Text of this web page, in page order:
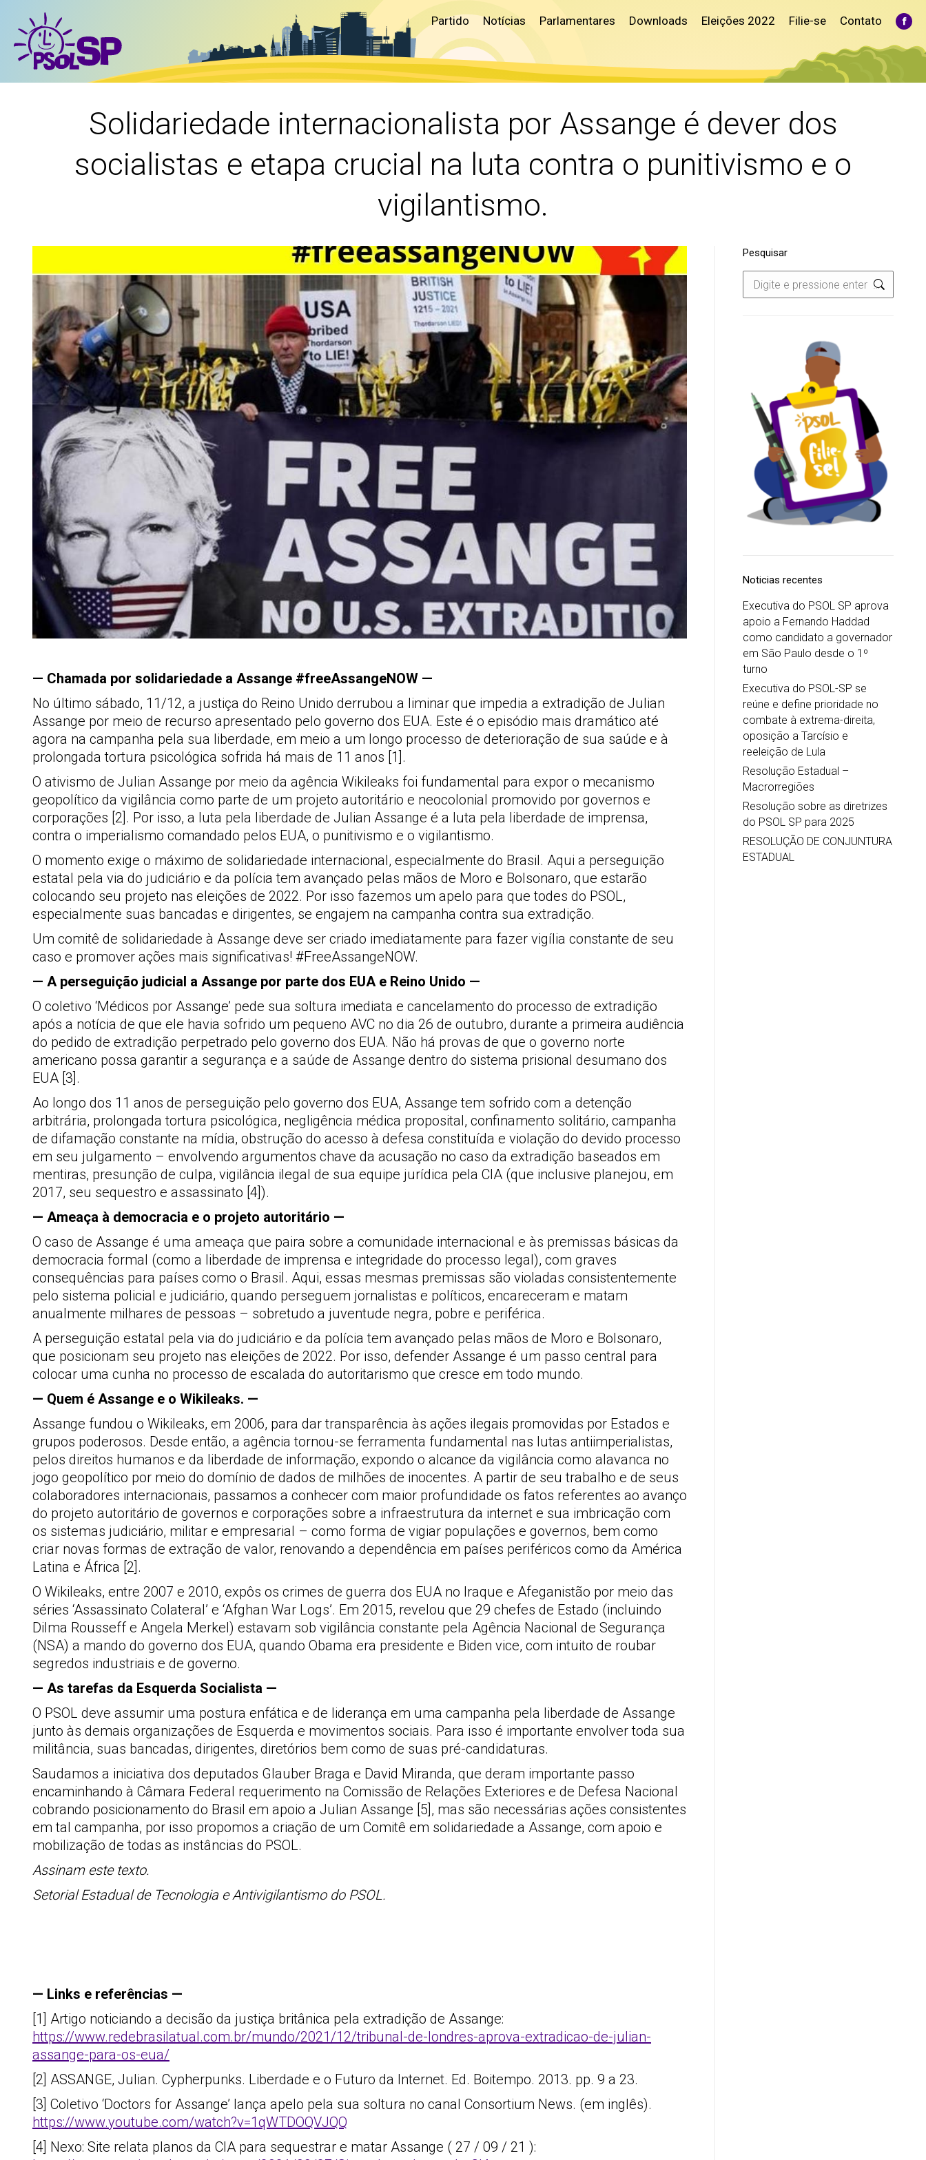
Partido Notícias Parlamentares Downloads Eleições 2022 Filie-se Contato
Solidariedade internacionalista por Assange é dever dos
socialistas e etapa crucial na luta contra o punitivismo e o
vigilantismo.
— Chamada por solidariedade a Assange #freeAssangeNOW —
No último sábado, 11/12, a justiça do Reino Unido derrubou a liminar que impedia a extradição de Julian
Assange por meio de recurso apresentado pelo governo dos EUA. Este é o episódio mais dramático até
agora na campanha pela sua liberdade, em meio a um longo processo de deterioração de sua saúde e à
prolongada tortura psicológica sofrida há mais de 11 anos [1].
O ativismo de Julian Assange por meio da agência Wikileaks foi fundamental para expor o mecanismo
geopolítico da vigilância como parte de um projeto autoritário e neocolonial promovido por governos e
corporações [2]. Por isso, a luta pela liberdade de Julian Assange é a luta pela liberdade de imprensa,
contra o imperialismo comandado pelos EUA, o punitivismo e o vigilantismo.
O momento exige o máximo de solidariedade internacional, especialmente do Brasil. Aqui a perseguição
estatal pela via do judiciário e da polícia tem avançado pelas mãos de Moro e Bolsonaro, que estarão
colocando seu projeto nas eleições de 2022. Por isso fazemos um apelo para que todes do PSOL,
especialmente suas bancadas e dirigentes, se engajem na campanha contra sua extradição.
Um comitê de solidariedade à Assange deve ser criado imediatamente para fazer vigília constante de seu
caso e promover ações mais significativas! #FreeAssangeNOW.
— A perseguição judicial a Assange por parte dos EUA e Reino Unido —
O coletivo ‘Médicos por Assange’ pede sua soltura imediata e cancelamento do processo de extradição
após a notícia de que ele havia sofrido um pequeno AVC no dia 26 de outubro, durante a primeira audiência
do pedido de extradição perpetrado pelo governo dos EUA. Não há provas de que o governo norte
americano possa garantir a segurança e a saúde de Assange dentro do sistema prisional desumano dos
EUA [3].
Ao longo dos 11 anos de perseguição pelo governo dos EUA, Assange tem sofrido com a detenção
arbitrária, prolongada tortura psicológica, negligência médica proposital, confinamento solitário, campanha
de difamação constante na mídia, obstrução do acesso à defesa constituída e violação do devido processo
em seu julgamento – envolvendo argumentos chave da acusação no caso da extradição baseados em
mentiras, presunção de culpa, vigilância ilegal de sua equipe jurídica pela CIA (que inclusive planejou, em
2017, seu sequestro e assassinato [4]).
— Ameaça à democracia e o projeto autoritário —
O caso de Assange é uma ameaça que paira sobre a comunidade internacional e às premissas básicas da
democracia formal (como a liberdade de imprensa e integridade do processo legal), com graves
consequências para países como o Brasil. Aqui, essas mesmas premissas são violadas consistentemente
pelo sistema policial e judiciário, quando perseguem jornalistas e políticos, encareceram e matam
anualmente milhares de pessoas – sobretudo a juventude negra, pobre e periférica.
A perseguição estatal pela via do judiciário e da polícia tem avançado pelas mãos de Moro e Bolsonaro,
que posicionam seu projeto nas eleições de 2022. Por isso, defender Assange é um passo central para
colocar uma cunha no processo de escalada do autoritarismo que cresce em todo mundo.
— Quem é Assange e o Wikileaks. —
Assange fundou o Wikileaks, em 2006, para dar transparência às ações ilegais promovidas por Estados e
grupos poderosos. Desde então, a agência tornou-se ferramenta fundamental nas lutas antiimperialistas,
pelos direitos humanos e da liberdade de informação, expondo o alcance da vigilância como alavanca no
jogo geopolítico por meio do domínio de dados de milhões de inocentes. A partir de seu trabalho e de seus
colaboradores internacionais, passamos a conhecer com maior profundidade os fatos referentes ao avanço
do projeto autoritário de governos e corporações sobre a infraestrutura da internet e sua imbricação com
os sistemas judiciário, militar e empresarial – como forma de vigiar populações e governos, bem como
criar novas formas de extração de valor, renovando a dependência em países periféricos como da América
Latina e África [2].
O Wikileaks, entre 2007 e 2010, expôs os crimes de guerra dos EUA no Iraque e Afeganistão por meio das
séries ‘Assassinato Colateral’ e ‘Afghan War Logs’. Em 2015, revelou que 29 chefes de Estado (incluindo
Dilma Rousseff e Angela Merkel) estavam sob vigilância constante pela Agência Nacional de Segurança
(NSA) a mando do governo dos EUA, quando Obama era presidente e Biden vice, com intuito de roubar
segredos industriais e de governo.
— As tarefas da Esquerda Socialista —
O PSOL deve assumir uma postura enfática e de liderança em uma campanha pela liberdade de Assange
junto às demais organizações de Esquerda e movimentos sociais. Para isso é importante envolver toda sua
militância, suas bancadas, dirigentes, diretórios bem como de suas pré-candidaturas.
Saudamos a iniciativa dos deputados Glauber Braga e David Miranda, que deram importante passo
encaminhando à Câmara Federal requerimento na Comissão de Relações Exteriores e de Defesa Nacional
cobrando posicionamento do Brasil em apoio a Julian Assange [5], mas são necessárias ações consistentes
em tal campanha, por isso propomos a criação de um Comitê em solidariedade a Assange, com apoio e
mobilização de todas as instâncias do PSOL.
Assinam este texto.
Setorial Estadual de Tecnologia e Antivigilantismo do PSOL.
— Links e referências —
[1] Artigo noticiando a decisão da justiça britânica pela extradição de Assange:
https://www.redebrasilatual.com.br/mundo/2021/12/tribunal-de-londres-aprova-extradicao-de-julian-
assange-para-os-eua/
[2] ASSANGE, Julian. Cypherpunks. Liberdade e o Futuro da Internet. Ed. Boitempo. 2013. pp. 9 a 23.
[3] Coletivo ‘Doctors for Assange’ lança apelo pela sua soltura no canal Consortium News. (em inglês).
https://www.youtube.com/watch?v=1qWTDOQVJQQ
[4] Nexo: Site relata planos da CIA para sequestrar e matar Assange ( 27 / 09 / 21 ):
Pesquisar
Search:
Noticias recentes
Executiva do PSOL SP aprova
apoio a Fernando Haddad
como candidato a governador
em São Paulo desde o 1º
turno
Executiva do PSOL-SP se
reúne e define prioridade no
combate à extrema-direita,
oposição a Tarcísio e
reeleição de Lula
Resolução Estadual –
Macrorregiões
Resolução sobre as diretrizes
do PSOL SP para 2025
RESOLUÇÃO DE CONJUNTURA
ESTADUAL